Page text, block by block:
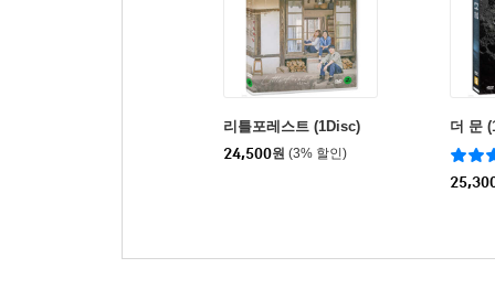
리틀포레스트 (1Disc)
24,500원 (3% 할인)
더 문